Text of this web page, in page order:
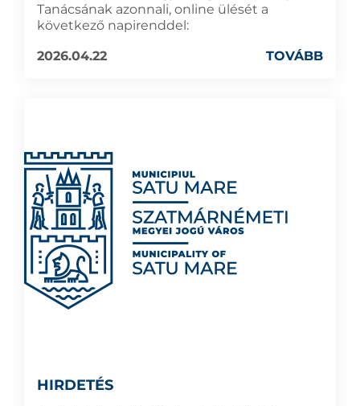
Tanácsának azonnali, online ülését a
következő napirenddel:
2026.04.22
TOVÁBB
HIRDETÉS